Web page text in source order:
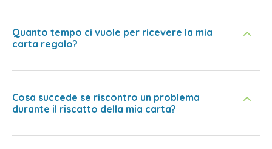
Quanto tempo ci vuole per ricevere la mia
carta regalo?
Cosa succede se riscontro un problema
durante il riscatto della mia carta?